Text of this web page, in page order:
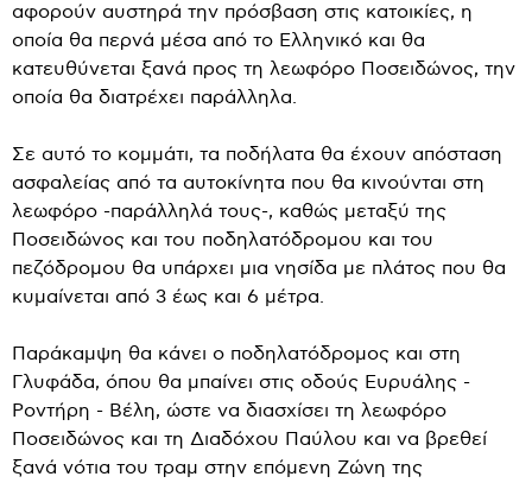
αφορούν αυστηρά την πρόσβαση στις κατοικίες, η
οποία θα περνά μέσα από το Ελληνικό και θα
κατευθύνεται ξανά προς τη λεωφόρο Ποσειδώνος, την
οποία θα διατρέχει παράλληλα.
Σε αυτό το κομμάτι, τα ποδήλατα θα έχουν απόσταση
ασφαλείας από τα αυτοκίνητα που θα κινούνται στη
λεωφόρο -παράλληλά τους-, καθώς μεταξύ της
Ποσειδώνος και του ποδηλατόδρομου και του
πεζόδρομου θα υπάρχει μια νησίδα με πλάτος που θα
κυμαίνεται από 3 έως και 6 μέτρα.
Παράκαμψη θα κάνει ο ποδηλατόδρομος και στη
Γλυφάδα, όπου θα μπαίνει στις οδούς Ευρυάλης -
Ροντήρη - Βέλη, ώστε να διασχίσει τη λεωφόρο
Ποσειδώνος και τη Διαδόχου Παύλου και να βρεθεί
ξανά νότια του τραμ στην επόμενη Ζώνη της